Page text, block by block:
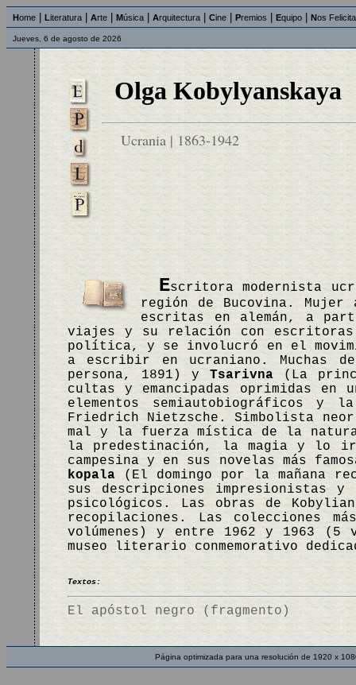
Home Literatura Arte Música Arquitectura Cine Premios Equipo Nos
Jueves, 6 de agosto de 2026
Olga Kobylyanskaya
Ucrania | 1863-1942
Escritora modernista
región de Bucovina.
escritas en alemán, a
viajes y su relación con escritoras
política, y se involucró en el
a escribir en ucraniano. Muchas
persona, 1891) y Tsarivna(La
cultas y emancipadas oprimidas
elementos semiautobiográficos
Friedrich Nietzsche. Simbolista
mal y la fuerza mística de la
la predestinación, la magia y lo
campesina y en sus novelas más
kopala (El domingo por la mañana
sus descripciones
psicológicos. Las obras de
recopilaciones. Las colecciones
volúmenes) y entre 1962 y 1963 (5
museo literario conmemorativo
Textos:
El apóstol negro (fragmento)
Página optimizada para una resolución de 1920 x